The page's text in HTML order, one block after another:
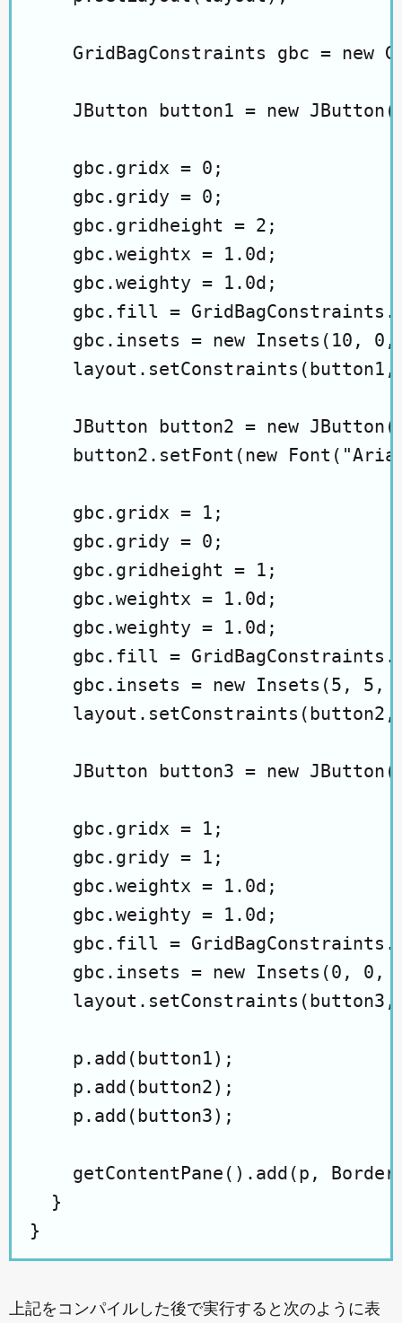
GridBagConstraints gbc = new
JButton button1 = new
    gbc.gridx = 0;
    gbc.gridy = 0;
    gbc.gridheight = 2;
    gbc.weightx = 1.0d;
    gbc.weighty = 1.0d;
gbc.fill =
gbc.insets = new Insets(10, 0,
layout.setConstraints(button1,
JButton button2 = new
button2.setFont(new
    gbc.gridx = 1;
    gbc.gridy = 0;
    gbc.gridheight = 1;
    gbc.weightx = 1.0d;
    gbc.weighty = 1.0d;
gbc.fill =
gbc.insets = new Insets(5, 5,
layout.setConstraints(button2,
JButton button3 = new
    gbc.gridx = 1;
    gbc.gridy = 1;
    gbc.weightx = 1.0d;
    gbc.weighty = 1.0d;
gbc.fill =
gbc.insets = new Insets(0, 0,
layout.setConstraints(button3,
    p.add(button1);
    p.add(button2);
    p.add(button3);
getContentPane().add(p,
  }
上記をコンパイルした後で実行すると次のように表